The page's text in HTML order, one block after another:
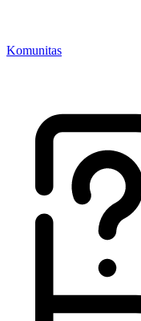
Komunitas